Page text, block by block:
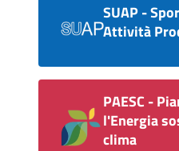
SUAP -
Attività
PAESC -
l'Energia
clima